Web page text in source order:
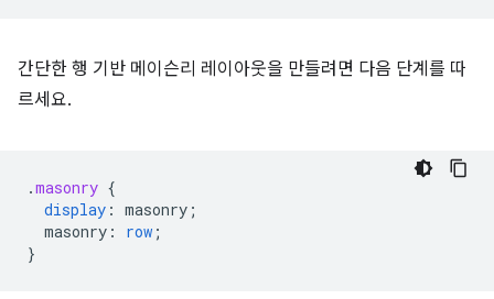
간단한 행 기반 메이슨리 레이아웃을 만들려면 다음 단계를 따
르세요.
.masonry {
display : masonry ;
masonry : row ;
}